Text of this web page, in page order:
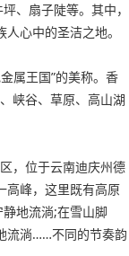
、扇子陡等。其中，
心中的圣洁之地。
属王国”的美称。香
峡谷、草原、高山湖
，位于云南迪庆州德
高峰，这里既有高原
地流淌;在雪山脚
流淌……不同的节奏韵